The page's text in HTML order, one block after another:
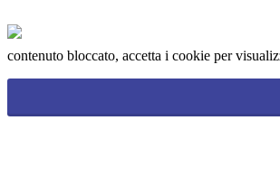
contenuto bloccato, accetta i cookie per